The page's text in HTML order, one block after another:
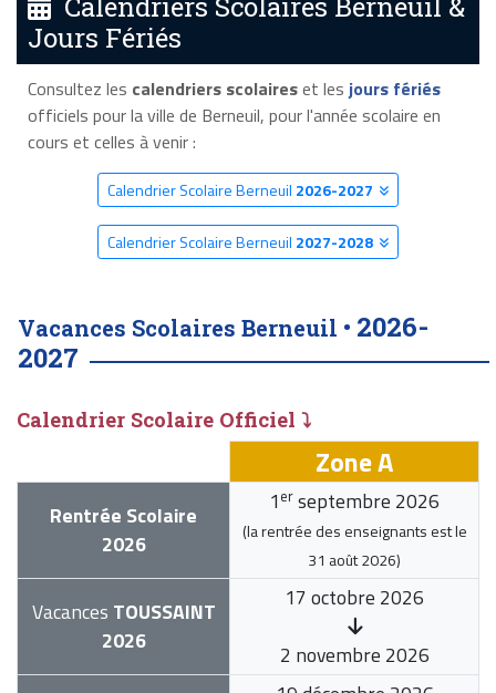
Jours Fériés
Consultez les calendriers scolaireset les jours fériés
officiels pour la ville de Berneuil, pour l'année scolaire en
cours et celles à venir :
Calendrier Scolaire Berneuil 2026-2027
Calendrier Scolaire Berneuil 2027-2028
Vacances Scolaires Berneuil • 2026-
2027
Calendrier Scolaire Officiel ⤵
Zone A
Rentrée Scolaire
2026
1 er septembre 2026
(la rentrée des enseignants est le
31 août 2026)
Vacances TOUSSAINT
2026
17 octobre 2026
2 novembre 2026